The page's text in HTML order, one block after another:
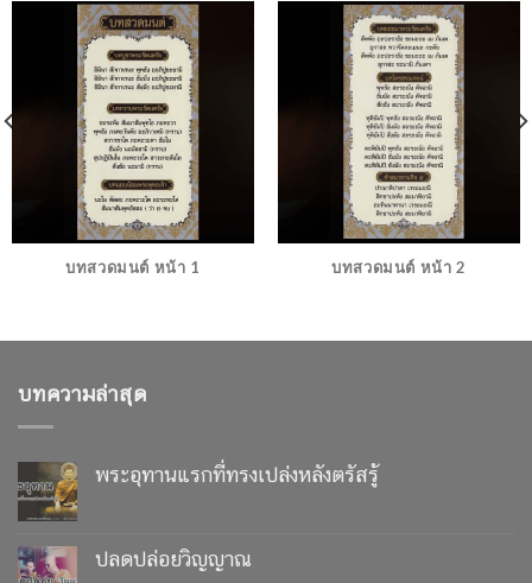
บทสวดมนต์ หน้า 1 บทสวดมนต์ หน้า 2
บทความล่าสุด
พระอุทานแรกที่ทรงเปล่งหลังตรัสรู้
ปลดปล่อยวิญญาณ